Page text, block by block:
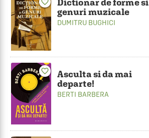
favorite_border
Dictionar de forme si
genuri muzicale
DUMITRU BUGHICI
favorite_border
Asculta si da mai
departe!
BERTI BARBERA